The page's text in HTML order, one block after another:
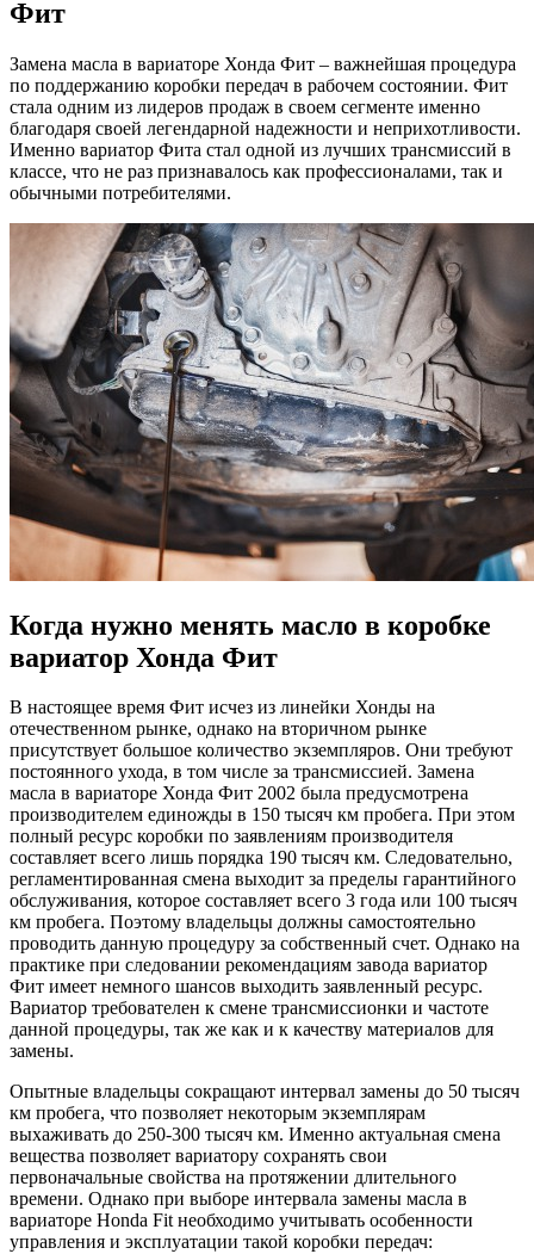
Фит
Замена масла в вариаторе Хонда Фит – важнейшая процедура
по поддержанию коробки передач в рабочем состоянии. Фит
стала одним из лидеров продаж в своем сегменте именно
благодаря своей легендарной надежности и неприхотливости.
Именно вариатор Фита стал одной из лучших трансмиссий в
классе, что не раз признавалось как профессионалами, так и
обычными потребителями.
Когда нужно менять масло в коробке
вариатор Хонда Фит
В настоящее время Фит исчез из линейки Хонды на
отечественном рынке, однако на вторичном рынке
присутствует большое количество экземпляров. Они требуют
постоянного ухода, в том числе за трансмиссией. Замена
масла в вариаторе Хонда Фит 2002 была предусмотрена
производителем единожды в 150 тысяч км пробега. При этом
полный ресурс коробки по заявлениям производителя
составляет всего лишь порядка 190 тысяч км. Следовательно,
регламентированная смена выходит за пределы гарантийного
обслуживания, которое составляет всего 3 года или 100 тысяч
км пробега. Поэтому владельцы должны самостоятельно
проводить данную процедуру за собственный счет. Однако на
практике при следовании рекомендациям завода вариатор
Фит имеет немного шансов выходить заявленный ресурс.
Вариатор требователен к смене трансмиссионки и частоте
данной процедуры, так же как и к качеству материалов для
замены.
Опытные владельцы сокращают интервал замены до 50 тысяч
км пробега, что позволяет некоторым экземплярам
выхаживать до 250-300 тысяч км. Именно актуальная смена
вещества позволяет вариатору сохранять свои
первоначальные свойства на протяжении длительного
времени. Однако при выборе интервала замены масла в
вариаторе Honda Fit необходимо учитывать особенности
управления и эксплуатации такой коробки передач: